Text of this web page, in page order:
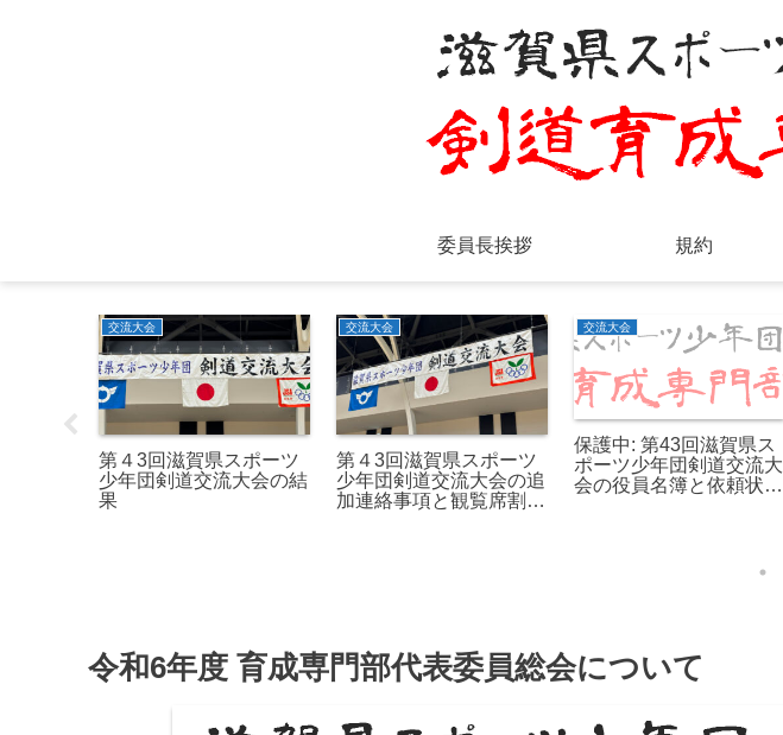
委員長挨拶 規約
交流大会
第４3回滋賀県スポーツ
少年団剣道交流大会の結
果
交流大会
第４3回滋賀県スポーツ
少年団剣道交流大会の追
加連絡事項と観覧席割り
交流大会
保護中: 第43回滋賀県ス
ポーツ少年団剣道交流大
会の役員名簿と依頼状、
令和6年度 育成専門部代表委員総会について